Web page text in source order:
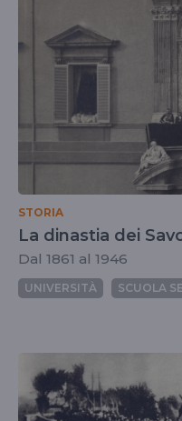
STORIA
La dinastia dei
Dal 1861 al 1946
UNIVERSITÀ SCUOLA